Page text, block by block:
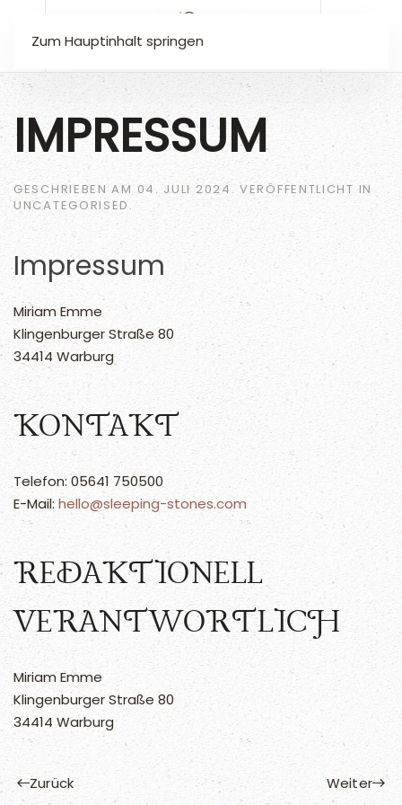
Zum Hauptinhalt springen
IMPRESSUM
GESCHRIEBEN AM 04. JULI 2024 . VERÖFFENTLICHT IN
UNCATEGORISED .
Impressum
Miriam Emme
Klingenburger Straße 80
34414 Warburg
KONTAKT
Telefon: 05641 750500
E-Mail: hello@sleeping-stones.com
REDAKTIONELL
VERANTWORTLICH
Miriam Emme
Klingenburger Straße 80
34414 Warburg
Zurück Weiter